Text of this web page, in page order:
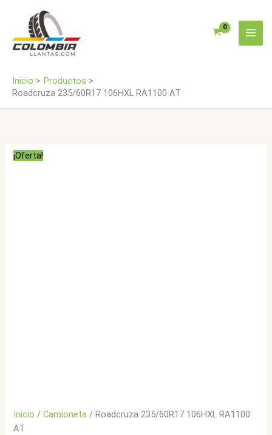
contenido
Inicio
Productos
Roadcruza 235/60R17 106HXL RA1100 AT
¡Oferta!
Inicio /Camioneta / Roadcruza 235/60R17 106HXL RA1100
AT
cantidad